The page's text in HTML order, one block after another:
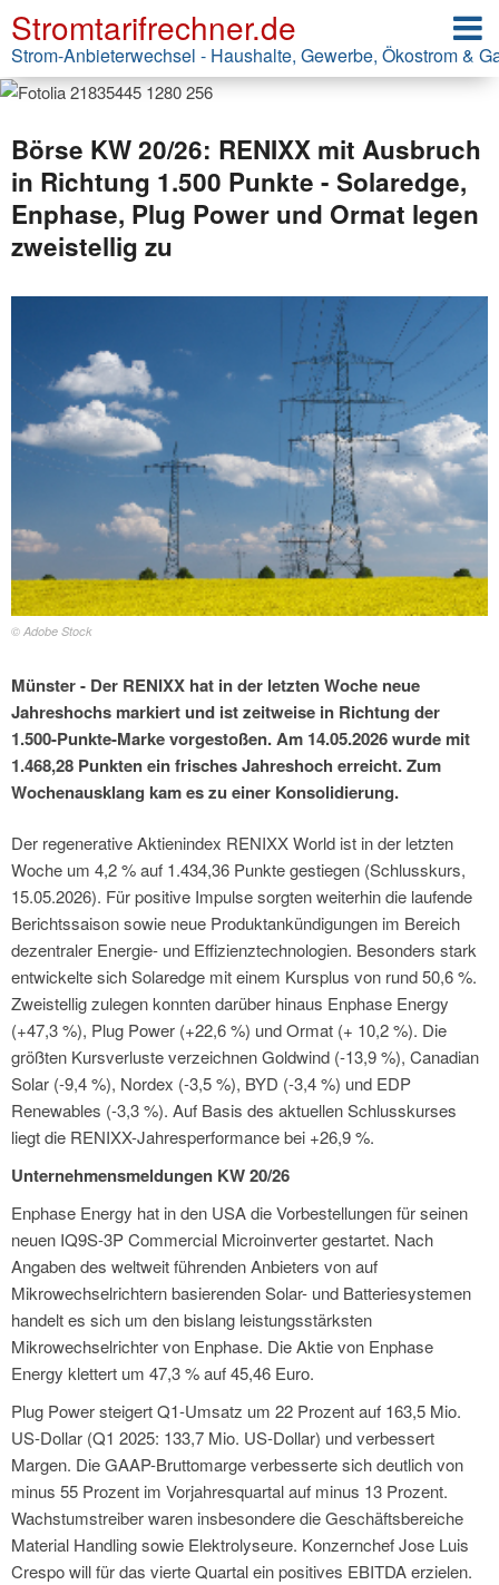
Stromtarifrechner.de
Strom-Anbieterwechsel - Haushalte, Gewerbe, Ökostrom &
Börse KW 20/26: RENIXX mit Ausbruch
in Richtung 1.500 Punkte - Solaredge,
Enphase, Plug Power und Ormat legen
zweistellig zu
© Adobe Stock
Münster - Der RENIXX hat in der letzten Woche neue
Jahreshochs markiert und ist zeitweise in Richtung der
1.500-Punkte-Marke vorgestoßen. Am 14.05.2026 wurde mit
1.468,28 Punkten ein frisches Jahreshoch erreicht. Zum
Wochenausklang kam es zu einer Konsolidierung.
Der regenerative Aktienindex RENIXX World ist in der letzten
Woche um 4,2 % auf 1.434,36 Punkte gestiegen (Schlusskurs,
15.05.2026). Für positive Impulse sorgten weiterhin die laufende
Berichtssaison sowie neue Produktankündigungen im Bereich
dezentraler Energie- und Effizienztechnologien. Besonders stark
entwickelte sich Solaredge mit einem Kursplus von rund 50,6 %.
Zweistellig zulegen konnten darüber hinaus Enphase Energy
(+47,3 %), Plug Power (+22,6 %) und Ormat (+ 10,2 %). Die
größten Kursverluste verzeichnen Goldwind (-13,9 %), Canadian
Solar (-9,4 %), Nordex (-3,5 %), BYD (-3,4 %) und EDP
Renewables (-3,3 %). Auf Basis des aktuellen Schlusskurses
liegt die RENIXX-Jahresperformance bei +26,9 %.
Unternehmensmeldungen KW 20/26
Enphase Energy hat in den USA die Vorbestellungen für seinen
neuen IQ9S-3P Commercial Microinverter gestartet. Nach
Angaben des weltweit führenden Anbieters von auf
Mikrowechselrichtern basierenden Solar- und Batteriesystemen
handelt es sich um den bislang leistungsstärksten
Mikrowechselrichter von Enphase. Die Aktie von Enphase
Energy klettert um 47,3 % auf 45,46 Euro.
Plug Power steigert Q1-Umsatz um 22 Prozent auf 163,5 Mio.
US-Dollar (Q1 2025: 133,7 Mio. US-Dollar) und verbessert
Margen. Die GAAP-Bruttomarge verbesserte sich deutlich von
minus 55 Prozent im Vorjahresquartal auf minus 13 Prozent.
Wachstumstreiber waren insbesondere die Geschäftsbereiche
Material Handling sowie Elektrolyseure. Konzernchef Jose Luis
Crespo will für das vierte Quartal ein positives EBITDA erzielen.